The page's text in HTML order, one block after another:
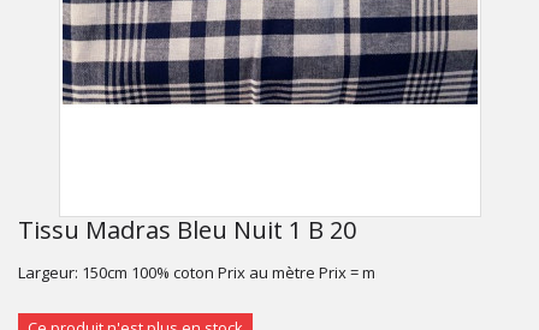
Tissu Madras Bleu Nuit 1 B 20
Largeur: 150cm 100% coton Prix au mètre Prix = m